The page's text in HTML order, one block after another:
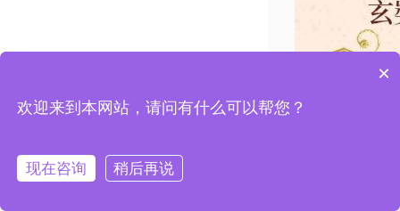
×
欢迎来到本网站，请问有什么可以帮您？
现在咨询 稍后再说